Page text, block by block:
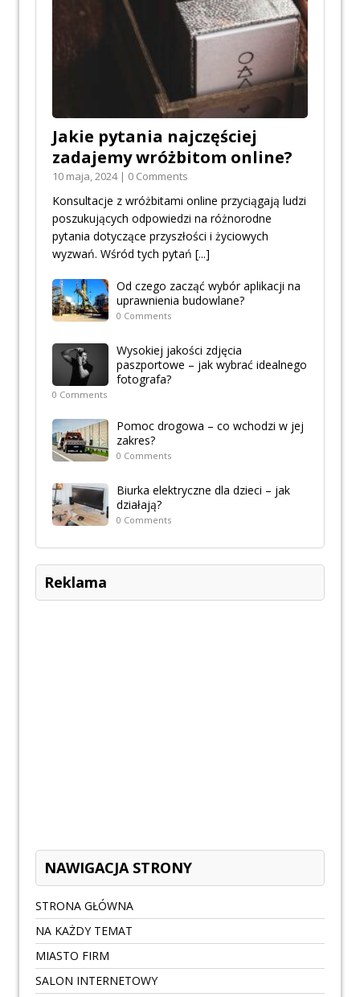
Jakie pytania najczęściej
zadajemy wróżbitom online?
10 maja, 2024 | 0 Comments
Konsultacje z wróżbitami online przyciągają ludzi
poszukujących odpowiedzi na różnorodne
pytania dotyczące przyszłości i życiowych
wyzwań. Wśród tych pytań [...]
Od czego zacząć wybór aplikacji na
uprawnienia budowlane?
0 Comments
Wysokiej jakości zdjęcia
paszportowe – jak wybrać idealnego
fotografa?
0 Comments
Pomoc drogowa – co wchodzi w jej
zakres?
0 Comments
Biurka elektryczne dla dzieci – jak
działają?
0 Comments
Reklama
NAWIGACJA STRONY
STRONA GŁÓWNA
NA KAŻDY TEMAT
MIASTO FIRM
SALON INTERNETOWY